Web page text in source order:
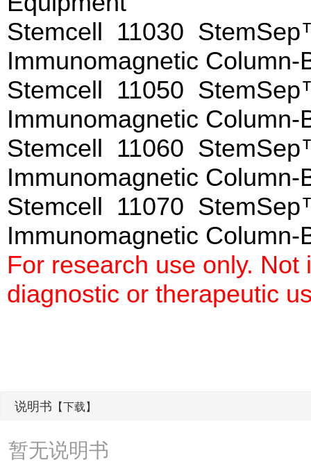
Stemcell 11030
Immunomagnetic
Stemcell 11050
Immunomagnetic
Stemcell 11060
Immunomagnetic Column-
Stemcell 11070
Immunomagnetic
For research use only.
diagnostic or therapeutic
说明书 【下载】
暂无说明书